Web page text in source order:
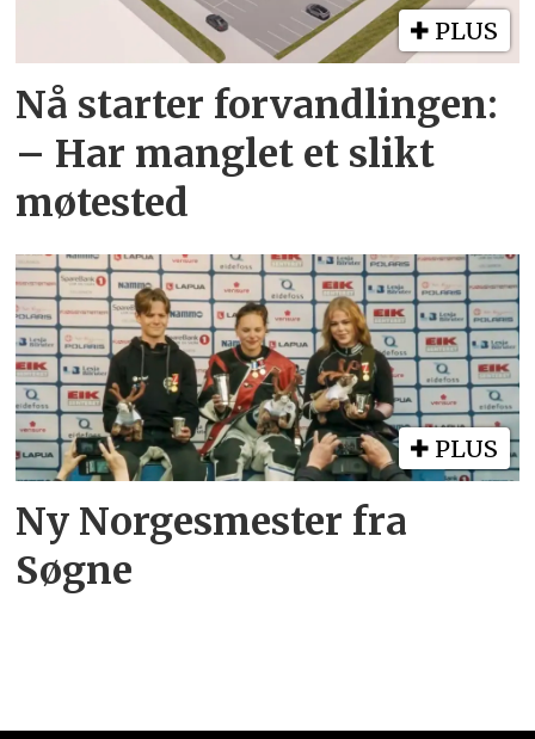
PLUS
Nå starter forvandlingen:
– Har manglet et slikt
møtested
PLUS
Ny Norgesmester fra
Søgne